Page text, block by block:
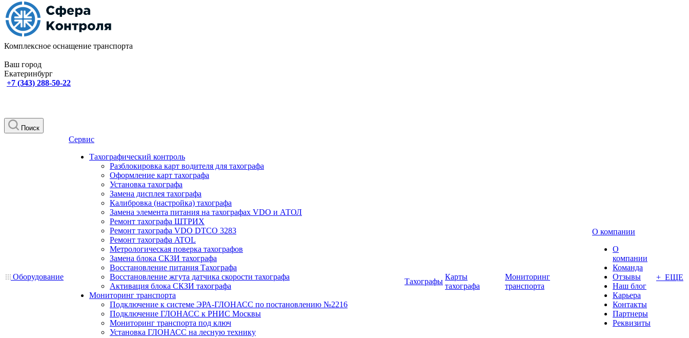
Комплексное оснащение транспорта
Ваш город
Екатеринбург
+7 (343) 288-50-22
Поиск
Оборудование
Сервис
Тахографический контроль
Разблокировка карт водителя для тахографа
Оформление карт тахографа
Установка тахографа
Замена дисплея тахографа
Калибровка (настройка) тахографа
Замена элемента питания на тахографах VDO и АТОЛ
Ремонт тахографа ШТРИХ
Ремонт тахографа VDO DTCO 3283
Ремонт тахографа ATOL
Метрологическая поверка тахографов
Замена блока СКЗИ тахографа
Восстановление питания Тахографа
Восстановление жгута датчика скорости тахографа
Активация блока СКЗИ тахографа
Мониторинг транспорта
Подключение к системе ЭРА-ГЛОНАСС по постановлению №2216
Подключение ГЛОНАСС к РНИС Москвы
Мониторинг транспорта под ключ
Установка ГЛОНАСС на лесную технику
Тахографы
Карты
тахографа
Мониторинг
транспорта
О компании
О
компании
Команда
Отзывы
Наш блог
Карьера
Контакты
Партнеры
Реквизиты
+ ЕЩЕ